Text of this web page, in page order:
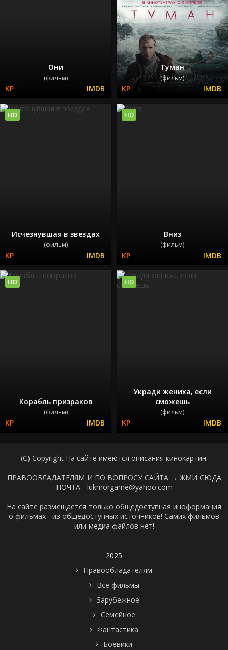
Они
(фильм)
Туман
(фильм)
Исчезнувшая в звездах
(фильм)
HD
Вниз
(фильм)
HD
Корабль призраков
(фильм)
HD
Укради жениха, если
сможешь
(фильм)
HD
(C) Copyright На сайте имеются описания кинокартин.
ПРАВООБЛАДАТЕЛЯМ И ПО ВОПРОСУ САЙТА → ЖМИ СЮДА
ПОЧТА - lukmorgame@yahoo.com
На сайте размещается только общедоступная иноформация
о фильмах - из общедоступных источников! Самих фильмов
или медиа файлов нет!
2025
Правообладателям
Все фильмы
Зарубежное
Семейное
Фантастика
Боевики